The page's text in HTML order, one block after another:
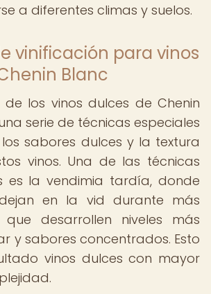
a diferentes climas y suelos.
vinificación para vinos
Blanc
de los vinos dulces de Chenin
serie de técnicas especiales
sabores dulces y la textura
vinos. Una de las técnicas
es la vendimia tardía, donde
en la vid durante más
desarrollen niveles más
y sabores concentrados. Esto
vinos dulces con mayor